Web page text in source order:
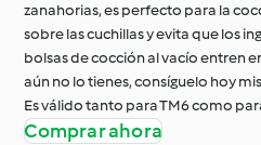
zanahorias, es perfecto para la
sobre las cuchillas y evita que los
bolsas de cocción al vacío entren
aún no lo tienes, consíguelo hoy
Es válido tanto para TM6 como
Comprar ahora